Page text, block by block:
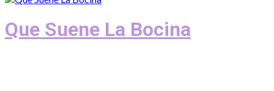
Que Suene La Bocina